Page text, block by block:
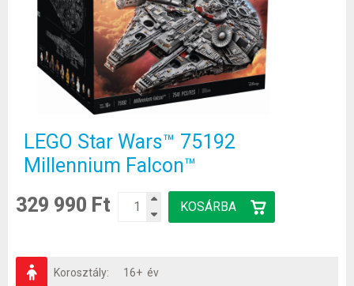
LEGO Star Wars™ 75192
Millennium Falcon™
329 990 Ft
Korosztály: 16+ év